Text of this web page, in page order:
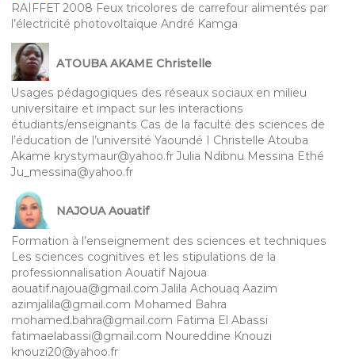
RAIFFET 2008 Feux tricolores de carrefour alimentés par
l’électricité photovoltaïque André Kamga
ATOUBA AKAME Christelle
Usages pédagogiques des réseaux sociaux en milieu
universitaire et impact sur les interactions
étudiants/enseignants Cas de la faculté des sciences de
l’éducation de l’université Yaoundé I Christelle Atouba
Akame krystymaur@yahoo.fr Julia Ndibnu Messina Ethé
Ju_messina@yahoo.fr
NAJOUA Aouatif
Formation à l’enseignement des sciences et techniques
Les sciences cognitives et les stipulations de la
professionnalisation Aouatif Najoua
aouatif.najoua@gmail.com Jalila Achouaq Aazim
azimjalila@gmail.com Mohamed Bahra
mohamed.bahra@gmail.com Fatima El Abassi
fatimaelabassi@gmail.com Noureddine Knouzi
knouzi20@yahoo.fr